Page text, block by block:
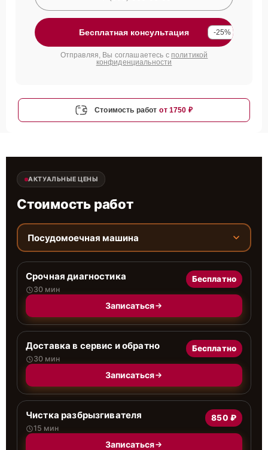
Бесплатная консультация -25%
Отправляя, Вы соглашаетесь с политикой
конфиденциальности
Стоимость работ от 1750 ₽
АКТУАЛЬНЫЕ ЦЕНЫ
Стоимость работ
Посудомоечная машина
Срочная диагностика
30 мин
Бесплатно
Записаться
Доставка в сервис и обратно
30 мин
Бесплатно
Записаться
Чистка разбрызгивателя
15 мин
850 ₽
Записаться